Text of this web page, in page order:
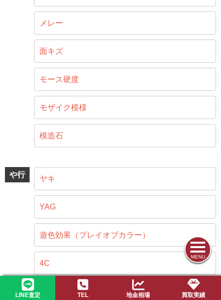
MENU
LINE査定 TEL 地金相場 買取実績
メレー
面キズ
モース硬度
モザイク模様
模造石
や行 ヤキ
YAG
遊色効果（プレイオブカラー）
4C